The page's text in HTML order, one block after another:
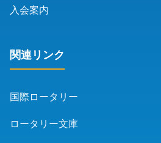
入会案内
関連リンク
国際ロータリー
ロータリー文庫